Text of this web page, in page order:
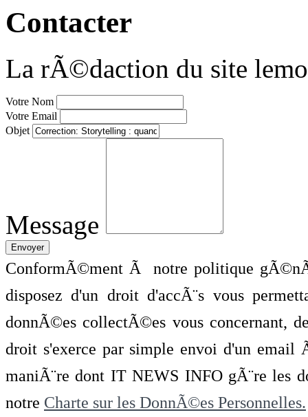
Contacter
La rÃ©daction du site
Votre Nom
Votre Email
Objet
Message
ConformÃ©ment Ã notre politique
disposez d'un droit d'accÃ¨s vous
donnÃ©es collectÃ©es vous concernant,
droit s'exerce par simple envoi d'un
maniÃ¨re dont IT NEWS INFO gÃ¨re les
notre Charte sur les DonnÃ©es Personnelles.